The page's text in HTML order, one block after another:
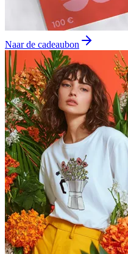
Naar de cadeaubon